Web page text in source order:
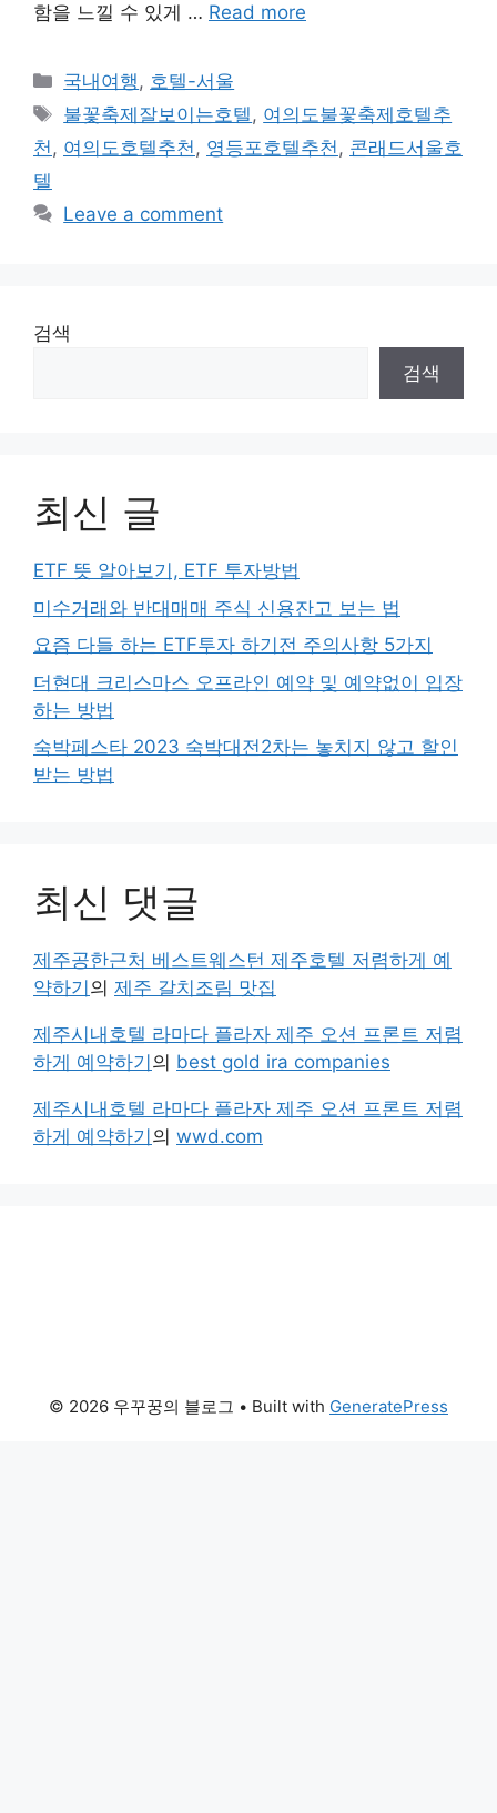
함을 느낄 수 있게 … Read more
Categories
국내여행, 호텔-서울
Tags
불꽃축제잘보이는호텔, 여의도불꽃축제호텔추
천, 여의도호텔추천, 영등포호텔추천, 콘래드서울호
텔
Leave a comment
검색
검색
최신 글
ETF 뜻 알아보기, ETF 투자방법
미수거래와 반대매매 주식 신용잔고 보는 법
요즘 다들 하는 ETF투자 하기전 주의사항 5가지
더현대 크리스마스 오프라인 예약 및 예약없이 입장
하는 방법
숙박페스타 2023 숙박대전2차는 놓치지 않고 할인
받는 방법
최신 댓글
제주공한근처 베스트웨스턴 제주호텔 저렴하게 예
약하기 의 제주 갈치조림 맛집
제주시내호텔 라마다 플라자 제주 오션 프론트 저렴
하게 예약하기 의 best gold ira companies
제주시내호텔 라마다 플라자 제주 오션 프론트 저렴
하게 예약하기 의 wwd.com
© 2026 우꾸꿍의 블로그 • Built with GeneratePress